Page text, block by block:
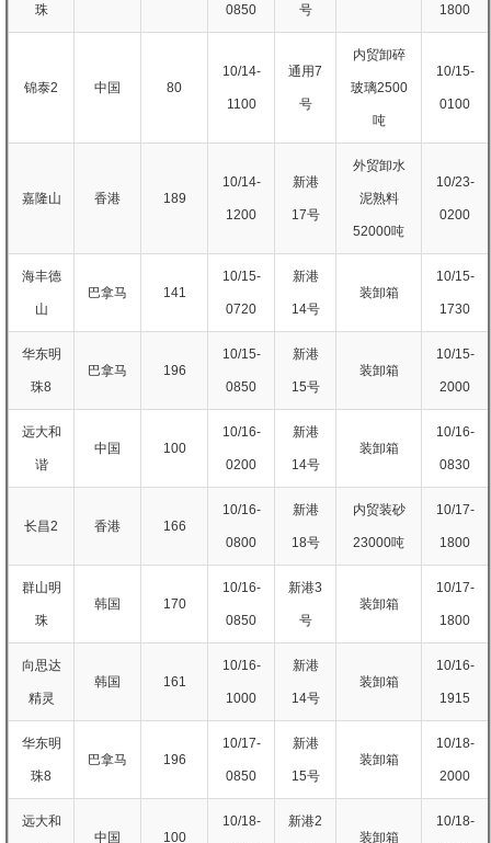
珠
0850
号
1800
锦泰2 中国 80
10/14-
1100
通用7
号
内贸卸碎
玻璃2500
吨
10/15-
0100
嘉隆山 香港 189
10/14-
1200
新港
17号
外贸卸水
泥熟料
52000吨
10/23-
0200
海丰德
山
巴拿马 141
10/15-
0720
新港
14号
装卸箱
10/15-
1730
华东明
珠8
巴拿马 196
10/15-
0850
新港
15号
装卸箱
10/15-
2000
远大和
谐
中国 100
10/16-
0200
新港
14号
装卸箱
10/16-
0830
长昌2 香港 166
10/16-
0800
新港
18号
内贸装砂
23000吨
10/17-
1800
群山明
珠
韩国 170
10/16-
0850
新港3
号
装卸箱
10/17-
1800
向思达
精灵
韩国 161
10/16-
1000
新港
14号
装卸箱
10/16-
1915
华东明
珠8
巴拿马 196
10/17-
0850
新港
15号
装卸箱
10/18-
2000
远大和
中国 100
10/18- 新港2
装卸箱
10/18-